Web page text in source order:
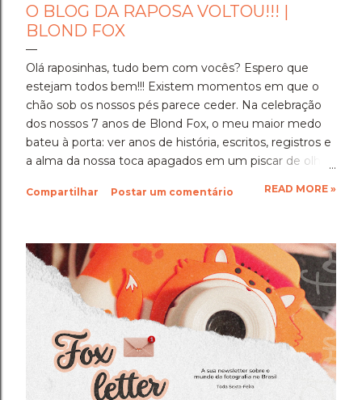
O BLOG DA RAPOSA VOLTOU!!! |
BLOND FOX
Olá raposinhas, tudo bem com vocês? Espero que
estejam todos bem!!! Existem momentos em que o
chão sob os nossos pés parece ceder. Na celebração
dos nossos 7 anos de Blond Fox, o meu maior medo
bateu à porta: ver anos de história, escritos, registros e
a alma da nossa toca apagados em um piscar de olhos,
últimos dias foram de uma tensão silenciosa e
Inteligência Artificial rotularam erroneamente milhares
de blogs legítimos pelo mundo como sites de
"conteúdo malicioso", a nossa casa virtual foi removida
do ar. E a dor foi dupla. Quando achamos que o
pesadelo tinha acabado e o blog retornou, ao entrar
em contato para contestar, um novo erro
automatizado bloqueou e removeu tudo outra vez.
Foram dias difíceis, de angústia e de pânico. Ver o
Compartilhar Postar um comentário READ MORE »